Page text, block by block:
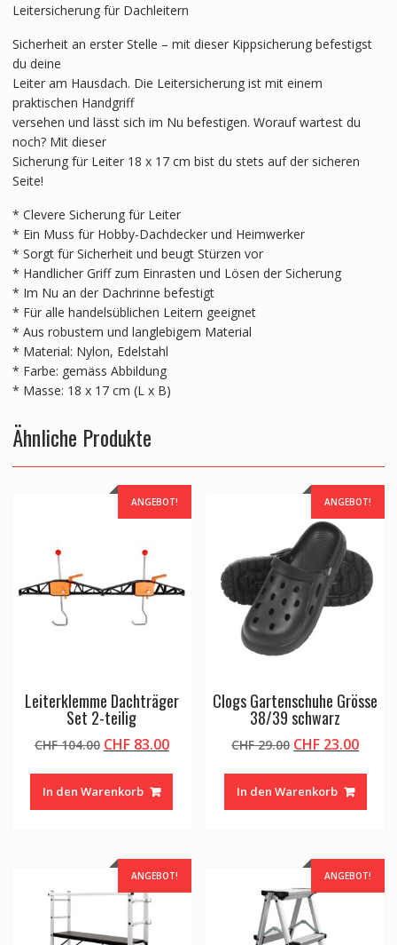
Leitersicherung für Dachleitern
Sicherheit an erster Stelle – mit dieser Kippsicherung befestigst
du deine
Leiter am Hausdach. Die Leitersicherung ist mit einem
praktischen Handgriff
versehen und lässt sich im Nu befestigen. Worauf wartest du
noch? Mit dieser
Sicherung für Leiter 18 x 17 cm bist du stets auf der sicheren
Seite!
* Clevere Sicherung für Leiter
* Ein Muss für Hobby-Dachdecker und Heimwerker
* Sorgt für Sicherheit und beugt Stürzen vor
* Handlicher Griff zum Einrasten und Lösen der Sicherung
* Im Nu an der Dachrinne befestigt
* Für alle handelsüblichen Leitern geeignet
* Aus robustem und langlebigem Material
* Material: Nylon, Edelstahl
* Farbe: gemäss Abbildung
* Masse: 18 x 17 cm (L x B)
Ähnliche Produkte
ANGEBOT!
Leiterklemme Dachträger
Set 2-teilig
CHF104.00 Ursprünglicher
war:
CHF 104.00
CHF83.00Aktueller
In den Warenkorb
ANGEBOT!
Clogs Gartenschuhe Grösse
38/39 schwarz
CHF29.00 Ursprünglicher
war:
CHF 29.00
CHF 23.00
In den Warenkorb
ANGEBOT! ANGEBOT!